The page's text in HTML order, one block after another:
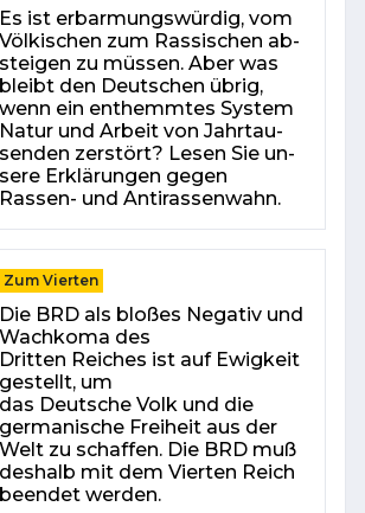
Es ist er­bar­mungs­wür­dig, vom
Völ­ki­schen zum Ras­si­schen ab­
stei­gen zu müs­sen. Aber was
bleibt den Deut­schen üb­rig,
wenn ein ent­hemm­tes Sys­tem
Na­tur und Ar­beit von Jahr­tau­
sen­den zer­stört? Le­sen Sie un­
se­re Er­klä­run­gen ge­gen
Rassen- und An­ti­ras­sen­wahn.
Zum Vierten
Die BRD als bloßes Negativ und
Wachkoma des
Dritten Reiches ist auf Ewigkeit
gestellt, um
das Deutsche Volk und die
germanische Freiheit aus der
Welt zu schaffen. Die BRD muß
deshalb mit dem Vierten Reich
beendet werden.